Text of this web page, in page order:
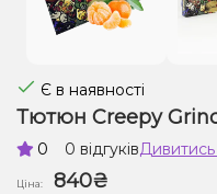
Є в наявності
Тютюн Creepy
0 0 відгуків
Ціна:
840₴